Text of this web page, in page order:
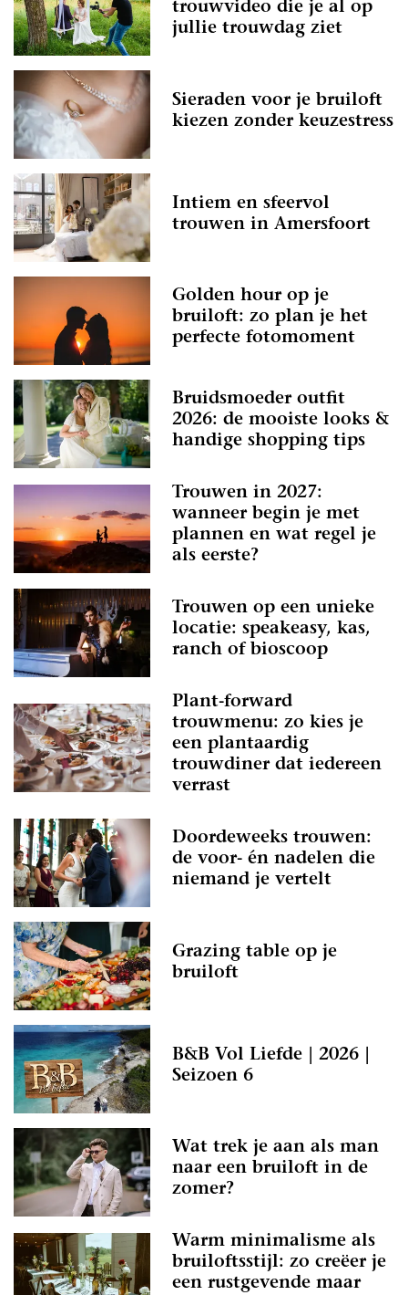
trouwvideo die je al op
jullie trouwdag ziet
Sieraden voor je bruiloft
kiezen zonder keuzestress
Intiem en sfeervol
trouwen in Amersfoort
Golden hour op je
bruiloft: zo plan je het
perfecte fotomoment
Bruidsmoeder outfit
2026: de mooiste looks &
handige shopping tips
Trouwen in 2027:
wanneer begin je met
plannen en wat regel je
als eerste?
Trouwen op een unieke
locatie: speakeasy, kas,
ranch of bioscoop
Plant-forward
trouwmenu: zo kies je
een plantaardig
trouwdiner dat iedereen
verrast
Doordeweeks trouwen:
de voor- én nadelen die
niemand je vertelt
Grazing table op je
bruiloft
B&B Vol Liefde | 2026 |
Seizoen 6
Wat trek je aan als man
naar een bruiloft in de
zomer?
Warm minimalisme als
bruiloftsstijl: zo creëer je
een rustgevende maar